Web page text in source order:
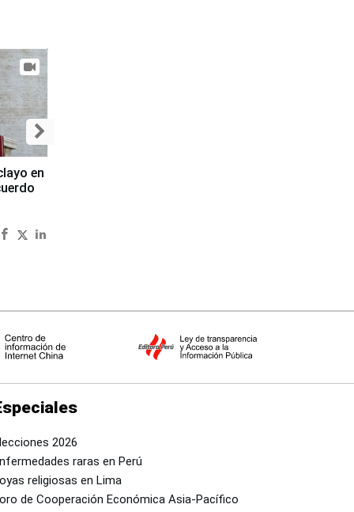
en
2026
raras en Perú
religiosas en Lima
de Cooperación Económica Asia-Pacífico